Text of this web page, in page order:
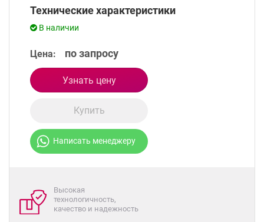
Технические характеристики
В наличии
Цена: по запросу
Узнать цену
Купить
Написать менеджеру
Высокая
технологичность,
качество и надежность